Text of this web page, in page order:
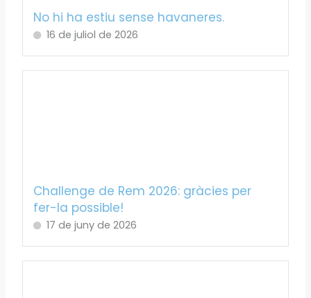
No hi ha estiu sense havaneres.
16 de juliol de 2026
Challenge de Rem 2026: gràcies per
fer-la possible!
17 de juny de 2026